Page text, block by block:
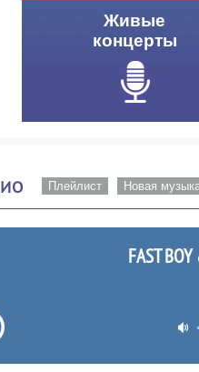
Живые
концерты
Плейлист Новая
FAST